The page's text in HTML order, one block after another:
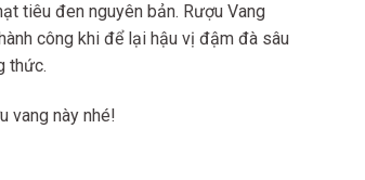
tiêu đen nguyên bản. Rượu Vang
công khi để lại hậu vị đậm đà sâu
thức.
vang này nhé!